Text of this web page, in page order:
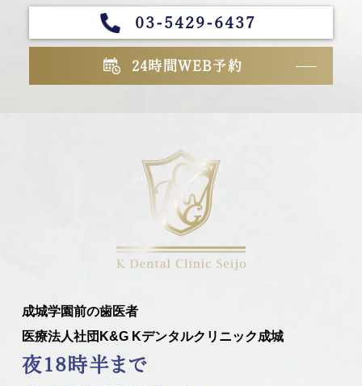
03-5429-6437
24時間WEB予約
成城学園前の歯医者
医療法人社団K&G Kデンタルクリニック成城
夜18時半まで